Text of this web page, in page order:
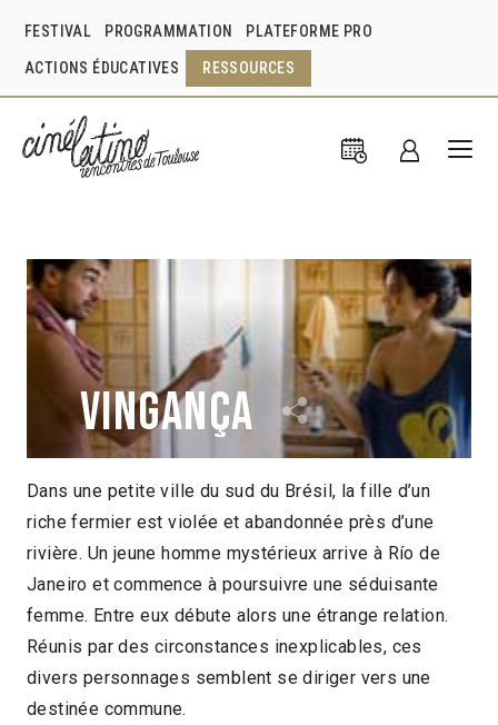
FESTIVAL PROGRAMMATION PLATEFORME PRO
ACTIONS ÉDUCATIVES RESSOURCES
Vingança
Paulo Pons Brésil 2008
1h42
2010 > Panorama de la fiction récente
Dans une petite ville du sud du Brésil, la fille d’un
riche fermier est violée et abandonnée près d’une
rivière. Un jeune homme mystérieux arrive à Río de
Janeiro et commence à poursuivre une séduisante
femme. Entre eux débute alors une étrange relation.
Réunis par des circonstances inexplicables, ces
divers personnages semblent se diriger vers une
destinée commune.